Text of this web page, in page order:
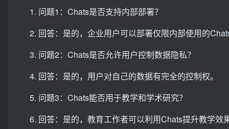
问题1：Chats是否支持内部部署？
回答：是的，企业用户可以部署仅限内部使用的Chats
问题2：Chats是否允许用户控制数据隐私？
回答：是的，用户对自己的数据有完全的控制权。
问题3：Chats能否用于教学和学术研究？
回答：是的，教育工作者可以利用Chats提升教学效果